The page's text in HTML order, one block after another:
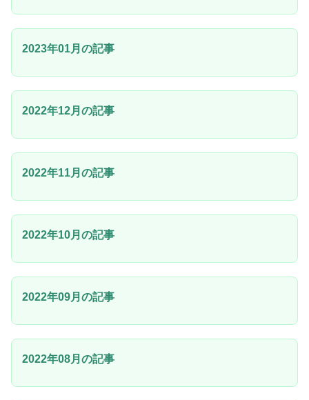
2023年01月の記事
2022年12月の記事
2022年11月の記事
2022年10月の記事
2022年09月の記事
2022年08月の記事